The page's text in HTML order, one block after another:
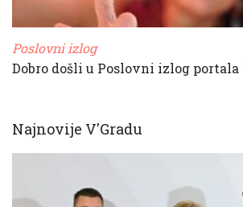
Poslovni izlog
Dobro došli u Poslovni izlog portala
Najnovije V'Gradu